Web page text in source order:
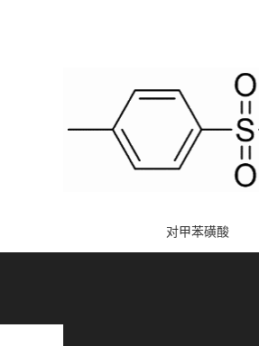
对甲苯磺酸